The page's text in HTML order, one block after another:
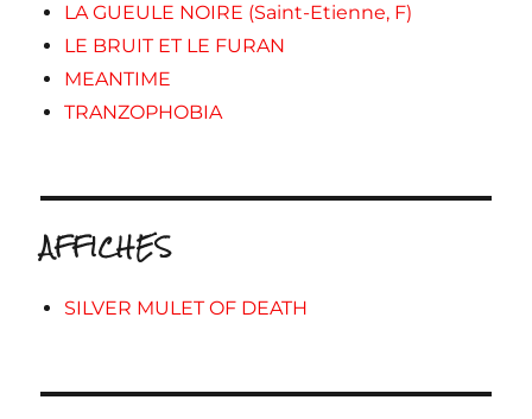
LA GUEULE NOIRE (Saint-Etienne, F)
LE BRUIT ET LE FURAN
MEANTIME
TRANZOPHOBIA
AFFICHES
SILVER MULET OF DEATH